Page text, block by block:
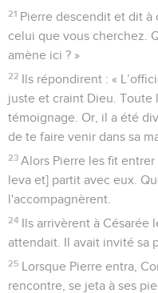
21 Pierre descendit et dit à
celui que vous cherchez.
amène ici ? »
22 Ils répondirent : «
juste et craint Dieu. Toute
témoignage. Or, il a été
de te faire venir dans sa
23 Alors Pierre les fit
leva et] partit avec eux.
l'accompagnèrent.
24 Ils arrivèrent à Césarée
attendait. Il avait invité sa
25 Lorsque Pierre entra,
rencontre, se jeta à ses